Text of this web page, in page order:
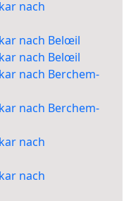
nach
nach Belœil
nach Belœil
nach Berchem-
nach Berchem-
nach
nach